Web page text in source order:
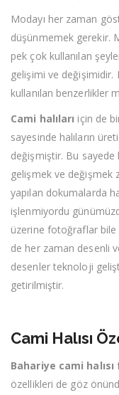
Modayı her zaman
düşünmemek gerekir.
pek çok kullanılan
gelişimi ve
kullanılan benzerlikler
Cami halıları için de
sayesinde halıların
değişmiştir. Bu sayede
gelişmek ve değişmek
yapılan dokumalarda
işlenmiyordu
üzerine fotoğraflar bile
de her zaman desenli
desenler teknoloji
getirilmiştir.
Cami Halısı
Bahariye cami
özellikleri de göz